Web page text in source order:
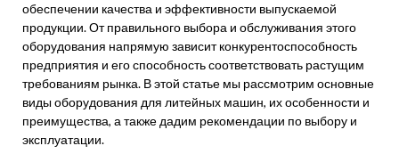
обеспечении качества и эффективности выпускаемой
продукции. От правильного выбора и обслуживания этого
оборудования напрямую зависит конкурентоспособность
предприятия и его способность соответствовать растущим
требованиям рынка. В этой статье мы рассмотрим основные
виды оборудования для литейных машин, их особенности и
преимущества, а также дадим рекомендации по выбору и
эксплуатации.